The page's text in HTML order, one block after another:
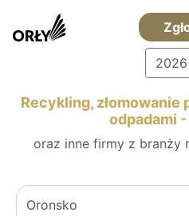
2026
Recykling, złomowanie
odpadami
oraz inne firmy z branży